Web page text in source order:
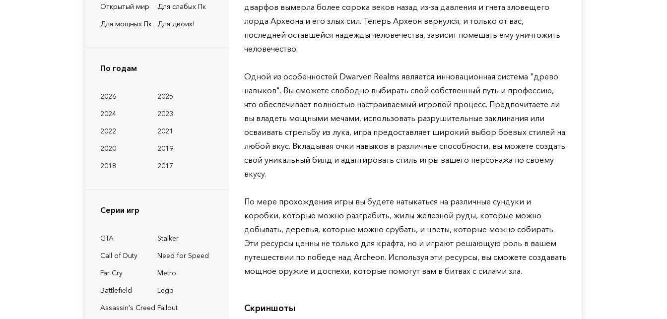
Открытый мир
Для слабых Пк
Для мощных Пк
Для двоих!
По годам
2026
2025
2024
2023
2022
2021
2020
2019
2018
2017
Серии игр
GTA
Stalker
Call of Duty
Need for Speed
Far Cry
Metro
Battlefield
Lego
Assassin's Creed Fallout
дварфов вымерла более сорока веков назад из-за давления и гнета зловещего
лорда Археона и его злых сил. Теперь Археон вернулся, и только от вас,
последней оставшейся надежды человечества, зависит помешать ему уничтожить
человечество.
Одной из особенностей Dwarven Realms является инновационная система "древо
навыков". Вы сможете свободно выбирать свой собственный путь и профессию,
что обеспечивает полностью настраиваемый игровой процесс. Предпочитаете ли
вы владеть мощными мечами, использовать разрушительные заклинания или
осваивать стрельбу из лука, игра предоставляет широкий выбор боевых стилей на
любой вкус. Вкладывая очки навыков в различные способности, вы можете создать
свой уникальный билд и адаптировать стиль игры вашего персонажа по своему
вкусу.
По мере прохождения игры вы будете натыкаться на различные сундуки и
коробки, которые можно разграбить, жилы железной руды, которые можно
добывать, деревья, которые можно срубать, и цветы, которые можно собирать.
Эти ресурсы ценны не только для крафта, но и играют решающую роль в вашем
путешествии по победе над Archeon. Используя эти ресурсы, вы сможете создавать
мощное оружие и доспехи, которые помогут вам в битвах с силами зла.
Скриншоты